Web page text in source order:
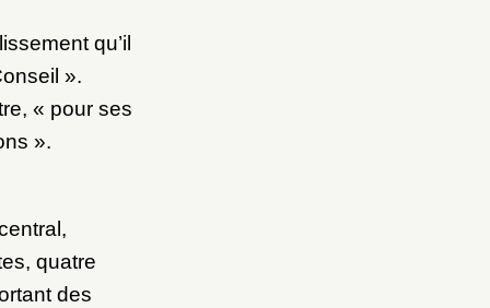
qu’il
».
« pour ses
».
quatre
des